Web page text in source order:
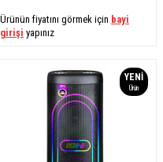
Ürünün fiyatını görmek için bayi
girişi yapınız
YENI
Ürün